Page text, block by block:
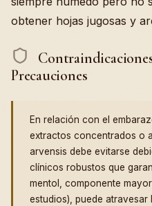
obtener hojas jugosas y
Precauciones
En relación con el
extractos concentrados o
arvensis debe evitarse
clínicos robustos que
mentol, componente
estudios), puede